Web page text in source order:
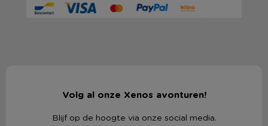
Volg al onze Xenos avonturen!
Blijf op de hoogte via onze social media.